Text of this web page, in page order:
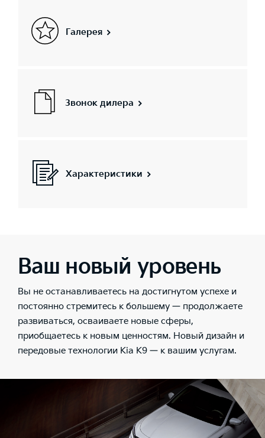
Галерея
Звонок дилера
Характеристики
Ваш новый уровень
Вы не останавливаетесь на достигнутом успехе и
постоянно стремитесь к большему — продолжаете
развиваться, осваиваете новые сферы,
приобщаетесь к новым ценностям. Новый дизайн и
передовые технологии Kia K9 — к вашим услугам.